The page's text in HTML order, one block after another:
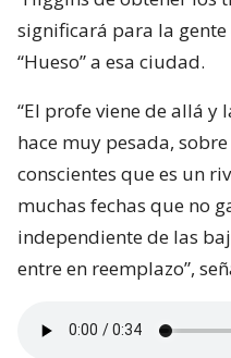
significará para la
“Hueso” a esa ciudad.
“El profe viene de allá y
hace muy pesada,
conscientes que es un
muchas fechas que no
independiente de las
entre en reemplazo”,